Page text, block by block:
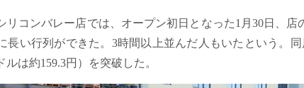
リコンバレー店では、オープン初日となった1月30日、店
長い行列ができた。3時間以上並んだ人もいたという。
ルは約159.3円）を突破した。